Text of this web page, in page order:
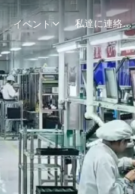
イベント 私達に連絡しなさい